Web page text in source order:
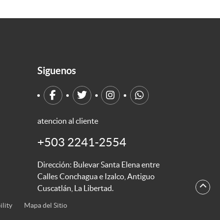
Siguenos
atencion al cliente
+503 2241-2554
Dirección: Bulevar Santa Elena entre
Calles Conchagua e Izalco, Antiguo
Cuscatlán, La Libertad.
Mapa del Sitio